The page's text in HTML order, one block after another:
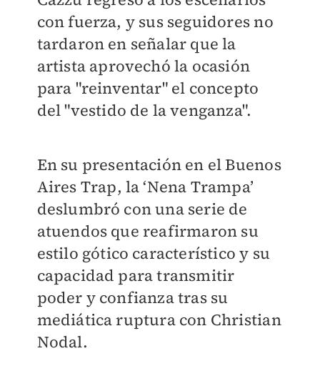
con fuerza, y sus seguidores no
tardaron en señalar que la
artista aprovechó la ocasión
para "reinventar" el concepto
del "vestido de la venganza".
En su presentación en el Buenos
Aires Trap, la ‘Nena Trampa’
deslumbró con una serie de
atuendos que reafirmaron su
estilo gótico característico y su
capacidad para transmitir
poder y confianza tras su
mediática ruptura con Christian
Nodal.